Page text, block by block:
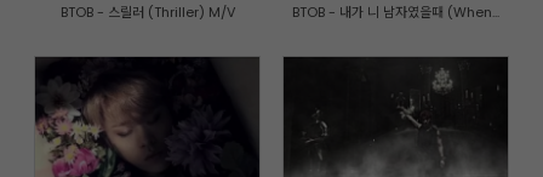
BTOB - 스릴러 (Thriller) M/V BTOB - 내가 니 남자였을때 (When...